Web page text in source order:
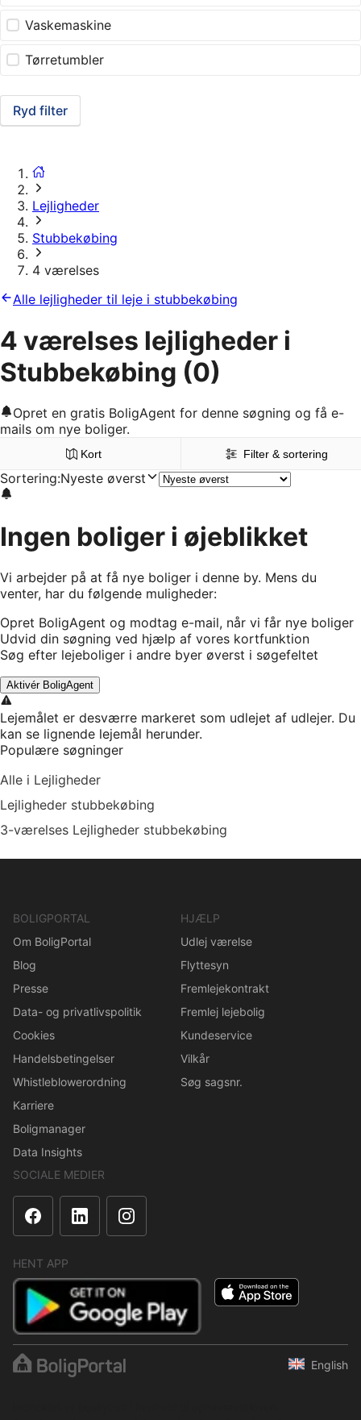
Vaskemaskine
Tørretumbler
Ryd filter
Lejligheder
Stubbekøbing
4 værelses
Alle lejligheder til leje i stubbekøbing
4 værelses lejligheder i
Stubbekøbing (0)
Opret en gratis BoligAgent for denne søgning og få e-
mails om nye boliger.
Kort Filter & sortering
Sortering:Nyeste øverst
Ingen boliger i øjeblikket
Vi arbejder på at få nye boliger i denne by. Mens du
venter, har du følgende muligheder:
Opret BoligAgent og modtag e-mail, når vi får nye boliger
Udvid din søgning ved hjælp af vores kortfunktion
Søg efter lejeboliger i andre byer øverst i søgefeltet
Aktivér BoligAgent
Lejemålet er desværre markeret som udlejet af udlejer. Du
kan se lignende lejemål herunder.
Populære søgninger
Alle i Lejligheder
Lejligheder stubbekøbing
3-værelses Lejligheder stubbekøbing
BOLIGPORTAL
Om BoligPortal
Blog
Presse
Data- og privatlivspolitik
Cookies
Handelsbetingelser
Whistleblowerordning
Karriere
Boligmanager
Data Insights
HJÆLP
Udlej værelse
Flyttesyn
Fremlejekontrakt
Fremlej lejebolig
Kundeservice
Vilkår
Søg sagsnr.
SOCIALE MEDIER
HENT APP
English